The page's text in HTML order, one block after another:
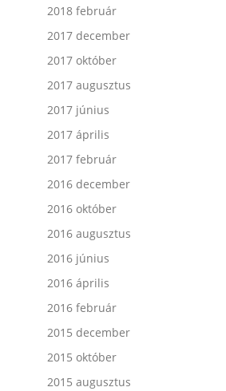
2018 február
2017 december
2017 október
2017 augusztus
2017 június
2017 április
2017 február
2016 december
2016 október
2016 augusztus
2016 június
2016 április
2016 február
2015 december
2015 október
2015 augusztus